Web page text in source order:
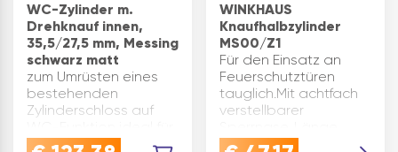
WC-Zylinder m.
Drehknauf innen,
35,5/27,5 mm, Messing
schwarz matt
zum Umrüsten eines
bestehenden
Zylinderschloss auf
Glastürschlösser
WINKHAUS
Knaufhalbzylinder
MS00/Z1
Für den Einsatz an
Feuerschutztüren
tauglich.Mit achtfach
verstellbarer
A(mm): 30 Material: